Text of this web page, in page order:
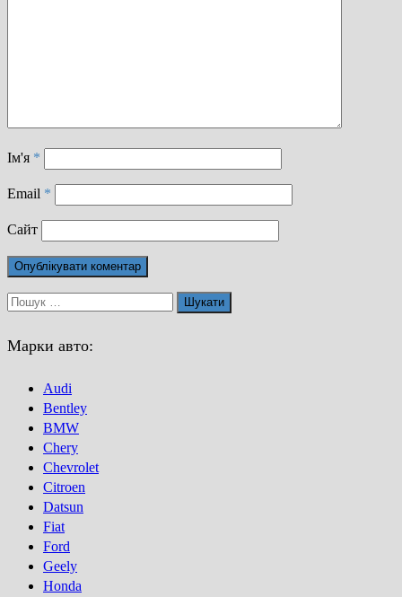
Ім'я *
Email *
Сайт
Пошук:
Марки авто:
Audi
Bentley
BMW
Chery
Chevrolet
Citroen
Datsun
Fiat
Ford
Geely
Honda